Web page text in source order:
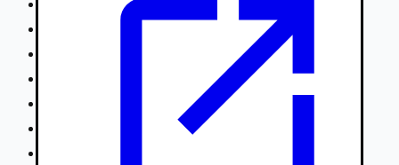
Nákladné vozidlá nad 7,5t
Vodné/Snežné skútre, štvorkolky